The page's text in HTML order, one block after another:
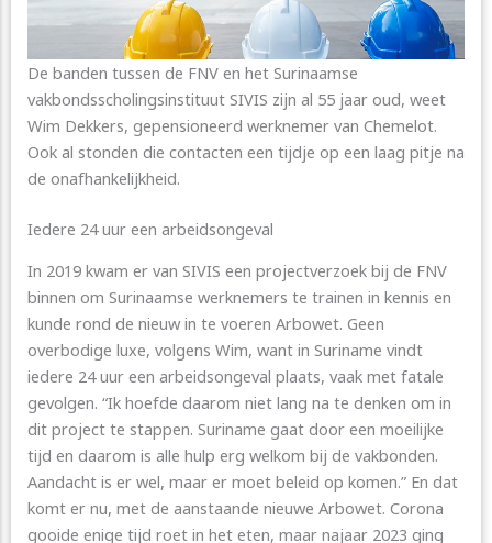
De banden tussen de FNV en het Surinaamse
vakbondsscholingsinstituut SIVIS zijn al 55 jaar oud, weet
Wim Dekkers, gepensioneerd werknemer van Chemelot.
Ook al stonden die contacten een tijdje op een laag pitje na
de onafhankelijkheid.
Iedere 24 uur een arbeidsongeval
In 2019 kwam er van SIVIS een projectverzoek bij de FNV
binnen om Surinaamse werknemers te trainen in kennis en
kunde rond de nieuw in te voeren Arbowet. Geen
overbodige luxe, volgens Wim, want in Suriname vindt
iedere 24 uur een arbeidsongeval plaats, vaak met fatale
gevolgen. “Ik hoefde daarom niet lang na te denken om in
dit project te stappen. Suriname gaat door een moeilijke
tijd en daarom is alle hulp erg welkom bij de vakbonden.
Aandacht is er wel, maar er moet beleid op komen.” En dat
komt er nu, met de aanstaande nieuwe Arbowet. Corona
gooide enige tijd roet in het eten, maar najaar 2023 ging